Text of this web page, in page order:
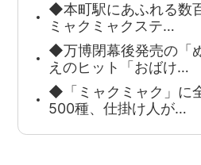
◆本町駅にあふれる数
ミャクミャクステ…
◆万博閉幕後発売の「
えのヒット「おばけ…
◆「ミャクミャク」に
500種、仕掛け人が…